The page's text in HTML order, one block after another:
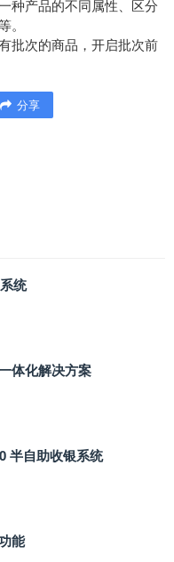
种产品的不同属性、区分
批次的商品，开启批次前
分享
统
体化解决方案
半自助收银系统
能